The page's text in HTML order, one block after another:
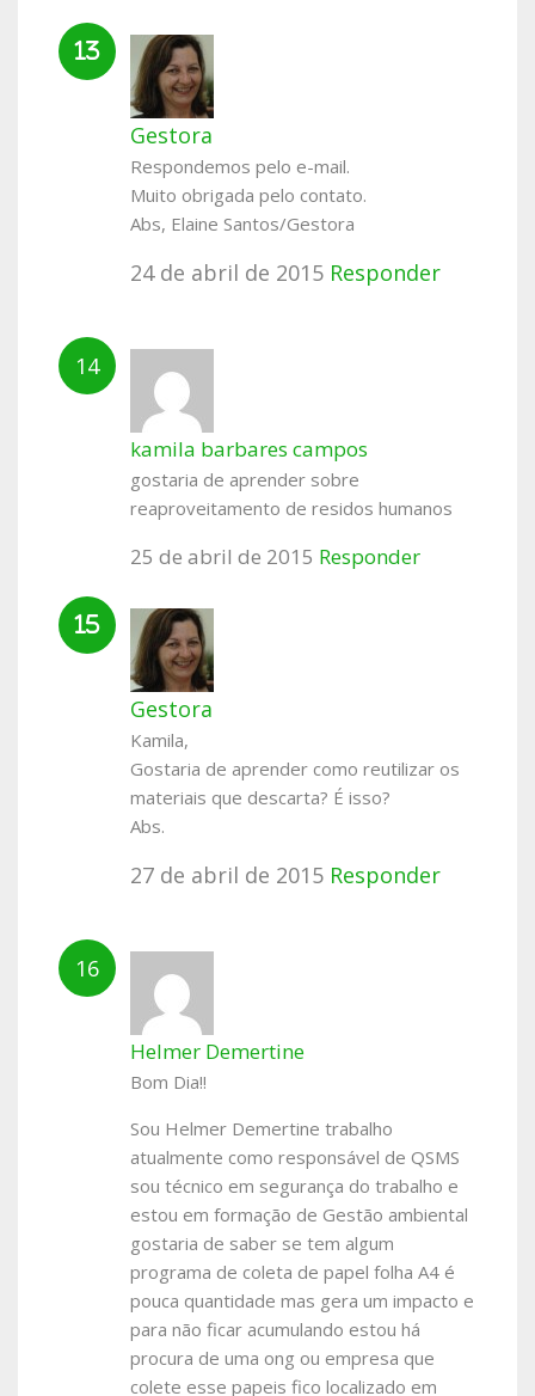
Gestora
Respondemos pelo e-mail.
Muito obrigada pelo contato.
Abs, Elaine Santos/Gestora
24 de abril de 2015 Responder
kamila barbares campos
gostaria de aprender sobre
reaproveitamento de residos humanos
25 de abril de 2015 Responder
Gestora
Kamila,
Gostaria de aprender como reutilizar os
materiais que descarta? É isso?
Abs.
27 de abril de 2015 Responder
Helmer Demertine
Bom Dia!!
Sou Helmer Demertine trabalho
atualmente como responsável de QSMS
sou técnico em segurança do trabalho e
estou em formação de Gestão ambiental
gostaria de saber se tem algum
programa de coleta de papel folha A4 é
pouca quantidade mas gera um impacto e
para não ficar acumulando estou há
procura de uma ong ou empresa que
colete esse papeis fico localizado em